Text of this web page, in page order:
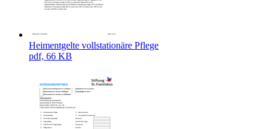
Heimentgelte vollstationäre Pflege
pdf, 66 KB